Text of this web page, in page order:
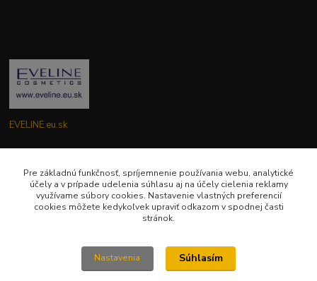
EVELINE.eu.sk
0949781904
(Po-Pia ) 9:00-18:00
eveline.eu.sk@gmail.com
Pre základnú funkčnosť, spríjemnenie používania webu, analytické
účely a v prípade udelenia súhlasu aj na účely cielenia reklamy
využívame súbory cookies. Nastavenie vlastných preferencií
cookies môžete kedykoľvek upraviť odkazom v spodnej časti
stránok.
Nastavenia Súhlasím